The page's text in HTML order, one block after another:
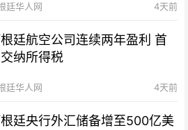
廷华人网 4天前
根廷航空公司连续两年盈利 首
纳所得税
廷华人网 4天前
根廷央行外汇储备增至500亿美